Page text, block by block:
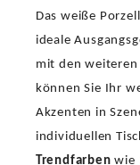
Das weiße
ideale
mit den weiteren
können Sie Ihr
Akzenten in
individuellen
Trendfarbenwie